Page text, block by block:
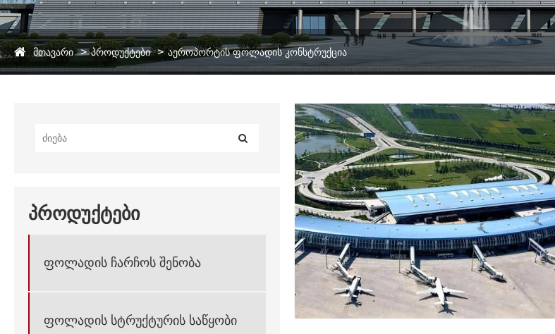
მთავარი პროდუქტები აეროპორტის ფოლადის კონსტრუქცია
პროდუქტები
ფოლადის ჩარჩოს შენობა
ფოლადის სტრუქტურის საწყობი